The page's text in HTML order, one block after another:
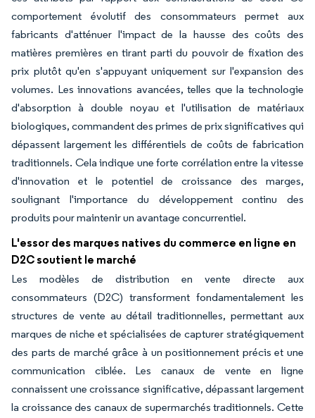
comportement évolutif des consommateurs permet aux
fabricants d'atténuer l'impact de la hausse des coûts des
matières premières en tirant parti du pouvoir de fixation des
prix plutôt qu'en s'appuyant uniquement sur l'expansion des
volumes. Les innovations avancées, telles que la technologie
d'absorption à double noyau et l'utilisation de matériaux
biologiques, commandent des primes de prix significatives qui
dépassent largement les différentiels de coûts de fabrication
traditionnels. Cela indique une forte corrélation entre la vitesse
d'innovation et le potentiel de croissance des marges,
soulignant l'importance du développement continu des
produits pour maintenir un avantage concurrentiel.
L'essor des marques natives du commerce en ligne en
D2C soutient le marché
Les modèles de distribution en vente directe aux
consommateurs (D2C) transforment fondamentalement les
structures de vente au détail traditionnelles, permettant aux
marques de niche et spécialisées de capturer stratégiquement
des parts de marché grâce à un positionnement précis et une
communication ciblée. Les canaux de vente en ligne
connaissent une croissance significative, dépassant largement
la croissance des canaux de supermarchés traditionnels. Cette